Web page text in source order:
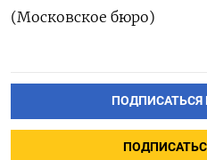
(Московское бюро)
ПОДПИСАТЬСЯ